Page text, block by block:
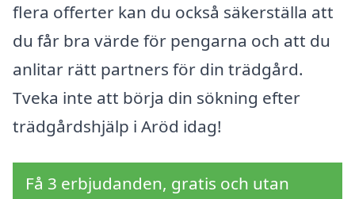
flera offerter kan du också säkerställa att
du får bra värde för pengarna och att du
anlitar rätt partners för din trädgård.
Tveka inte att börja din sökning efter
trädgårdshjälp i Aröd idag!
Få 3 erbjudanden, gratis och utan